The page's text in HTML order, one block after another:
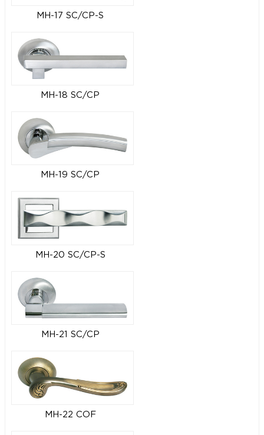
MH-17 SC/CP-S
MH-18 SC/CP
MH-19 SC/CP
MH-20 SC/CP-S
MH-21 SC/CP
MH-22 COF